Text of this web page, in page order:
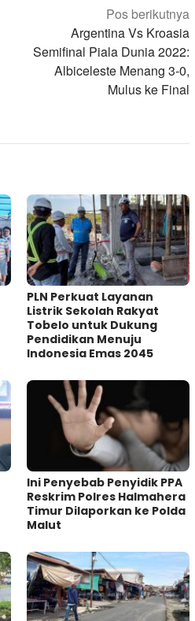
Pos berikutnya
Argentina Vs Kroasia
Semifinal Piala Dunia 2022:
Albiceleste Menang 3-0,
Mulus ke Final
PLN Perkuat Layanan
Listrik Sekolah Rakyat
Tobelo untuk Dukung
Pendidikan Menuju
Indonesia Emas 2045
Ini Penyebab Penyidik PPA
Reskrim Polres Halmahera
Timur Dilaporkan ke Polda
Malut